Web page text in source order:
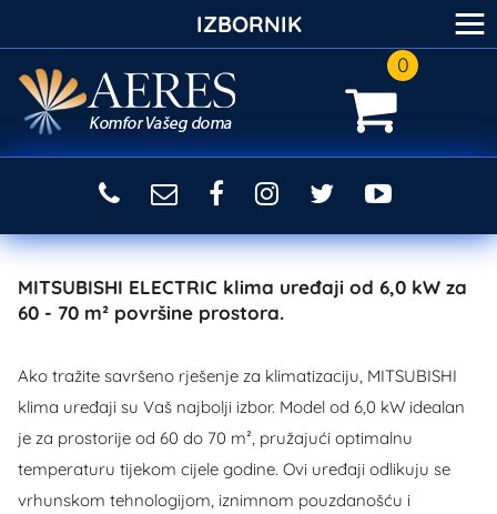
0
MITSUBISHI ELECTRIC klima uređaji od 6,0 kW za
60 - 70 m² površine prostora.
Ako tražite savršeno rješenje za klimatizaciju, MITSUBISHI
klima uređaji su Vaš najbolji izbor. Model od 6,0 kW idealan
je za prostorije od 60 do 70 m², pružajući optimalnu
temperaturu tijekom cijele godine. Ovi uređaji odlikuju se
vrhunskom tehnologijom, iznimnom pouzdanošću i
IZBORNIK ≡